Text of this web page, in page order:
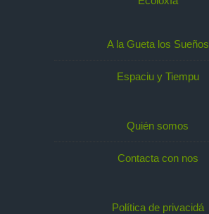
A la Gueta los Sueños
Espaciu y Tiempu
Quién somos
Contacta con nos
Política de privacidá